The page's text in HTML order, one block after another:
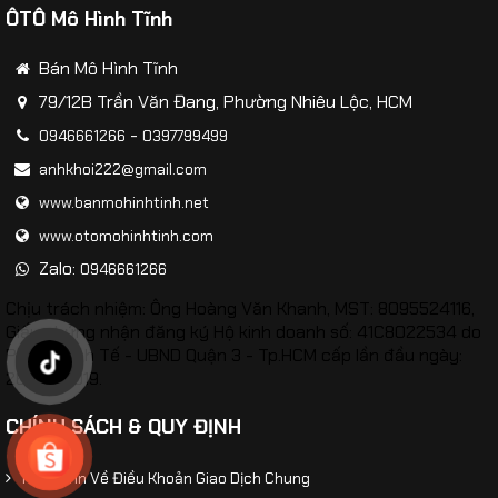
​​Mô hình Máy bay Sukhoi SU-57 tỷ lệ 1:100
ÔTÔ Mô Hình Tĩnh
Bán Mô Hình Tĩnh
79/12B Trần Văn Đang, Phường Nhiêu Lộc, HCM
0946661266 - 0397799499
anhkhoi222@gmail.com
www.banmohinhtinh.net
www.otomohinhtinh.com
Zalo: 0946661266
Giấy chứng nhận đăng ký Hộ kinh doanh số: 41C8022534 do
Phòng Kinh Tế - UBND Quận 3 - Tp.HCM cấp lần đầu ngày:
26/02/2019.
CHÍNH SÁCH & QUY ĐỊNH
Thông Tin Về Điều Khoản Giao Dịch Chung